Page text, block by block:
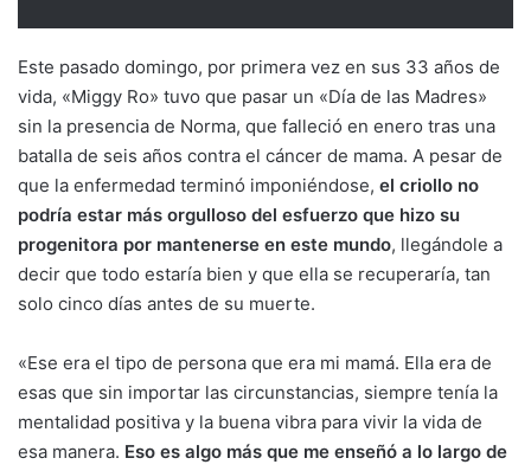
Este pasado domingo, por primera vez en sus 33 años de
vida, «Miggy Ro» tuvo que pasar un «Día de las Madres»
sin la presencia de Norma, que falleció en enero tras una
batalla de seis años contra el cáncer de mama. A pesar de
que la enfermedad terminó imponiéndose, el criollo no
podría estar más orgulloso del esfuerzo que hizo su
progenitora por mantenerse en este mundo, llegándole a
decir que todo estaría bien y que ella se recuperaría, tan
solo cinco días antes de su muerte.
«Ese era el tipo de persona que era mi mamá. Ella era de
esas que sin importar las circunstancias, siempre tenía la
mentalidad positiva y la buena vibra para vivir la vida de
esa manera. Eso es algo más que me enseñó a lo largo de